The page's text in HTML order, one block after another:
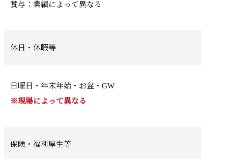
賞与：業績によって異なる
休日・休暇等
日曜日・年末年始・お盆・GW
※現場によって異なる
保険・福利厚生等